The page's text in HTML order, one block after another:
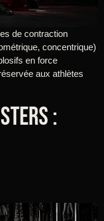
de contraction
concentrique)
en force
aux athlètes
: